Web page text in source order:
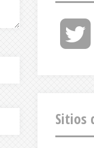
Sitios